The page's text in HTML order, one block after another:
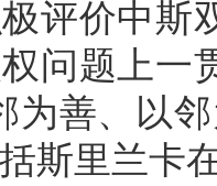
价中斯双
问题上一
为善、以
斯里兰卡